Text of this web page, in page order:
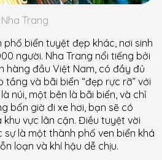
Nha Trang
biển tuyệt đẹp khác, nơi sinh
người. Nha Trang nổi tiếng bởi
hàng đầu Việt Nam, có đầy đủ
và bãi biển “đẹp rực rỡ” với
núi, một bên là bãi biển, và chỉ
bốn giờ đi xe hơi, bạn sẽ có
khu vực lân cận. Điều tuyệt vời
sự là một thành phố ven biển khá
loạn và khí hậu dễ ​​chịu.